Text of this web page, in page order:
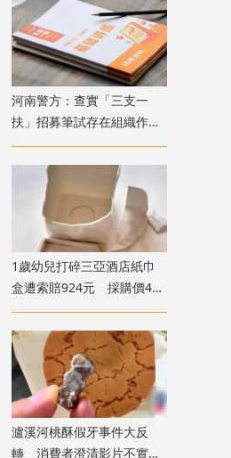
​河南警方：查實「三支一
扶」招募筆試存在組織作弊
犯罪行為 已抓獲疑犯
1歲幼兒打碎三亞酒店紙巾
盒遭索賠924元 採購價462
元惹爭議
瀘溪河桃酥假牙事件大反
轉 消費者澄清影片不實致